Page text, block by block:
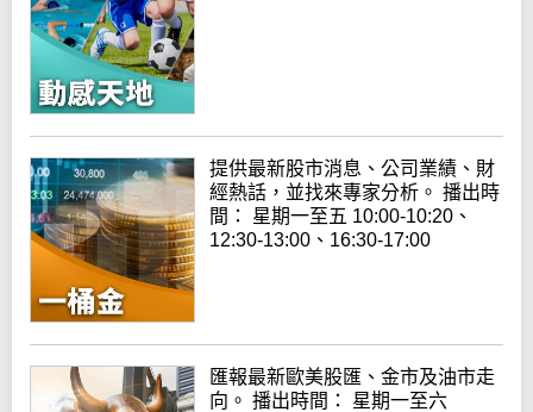
提供最新股市消息、公司業績、財
經熱話，並找來專家分析。 播出時
間： 星期一至五 10:00-10:20、
12:30-13:00、16:30-17:00
匯報最新歐美股匯、金市及油市走
向。 播出時間： 星期一至六